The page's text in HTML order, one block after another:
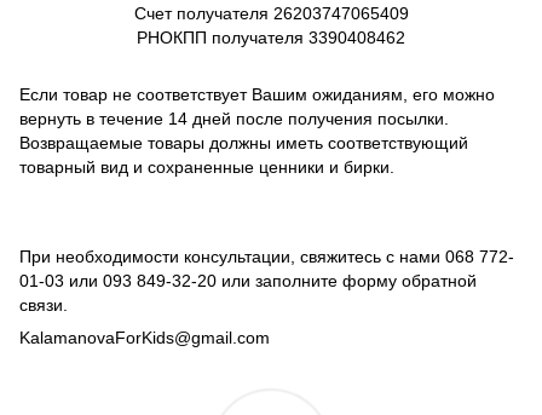
Счет получателя 26203747065409
РНОКПП получателя 3390408462
Если товар не соответствует Вашим ожиданиям, его можно
вернуть в течение 14 дней после получения посылки.
Возвращаемые товары должны иметь соответствующий
товарный вид и сохраненные ценники и бирки.
При необходимости консультации, свяжитесь с нами 068 772-
01-03 или 093 849-32-20 или заполните форму обратной
связи.
KalamanovaForKids@gmail.com